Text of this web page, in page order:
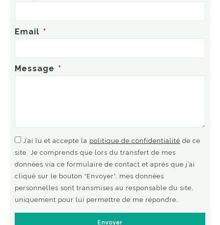
Email
Message
J’ai lu et accepte la politique de confidentialité de ce
site. Je comprends que lors du transfert de mes
données via ce formulaire de contact et après que j’ai
cliqué sur le bouton 'Envoyer', mes données
personnelles sont transmises au responsable du site,
uniquement pour lui permettre de me répondre.
Envoyer